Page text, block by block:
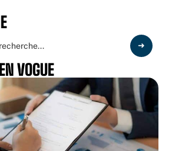
VOGUE